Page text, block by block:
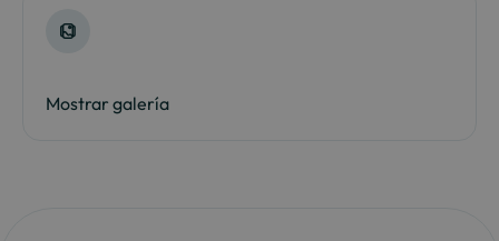
Mostrar galería